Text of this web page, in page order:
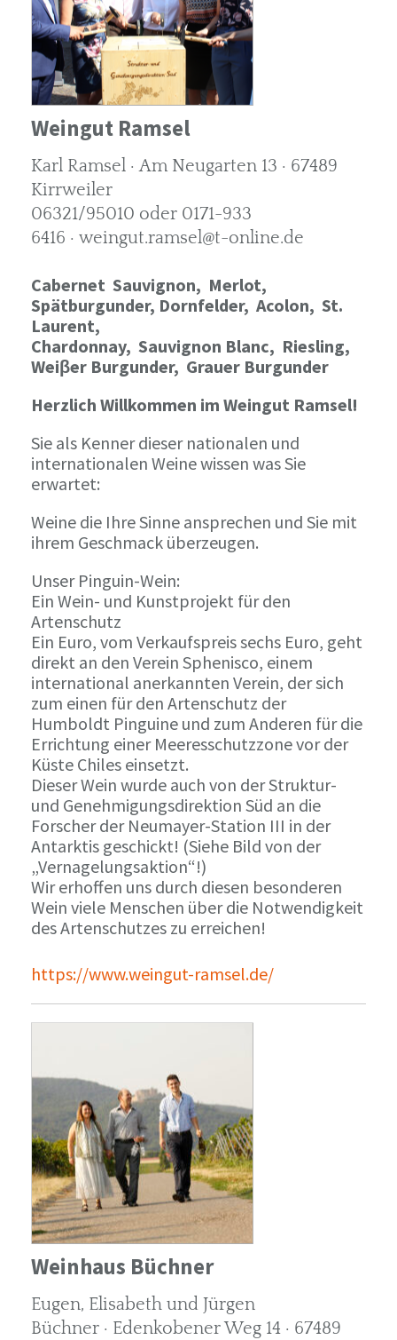
Weingut Ramsel
Karl Ramsel · Am Neugarten 13 · 67489
Kirrweiler
06321/95010 oder 0171-933
6416 · weingut.ramsel@t-online.de
Cabernet Sauvignon, Merlot,
Spätburgunder, Dornfelder, Acolon, St.
Laurent,
Chardonnay, Sauvignon Blanc, Riesling,
Weiβer Burgunder, Grauer Burgunder
Herzlich Willkommen im Weingut Ramsel!
Sie als Kenner dieser nationalen und
internationalen Weine wissen was Sie
erwartet:
Weine die Ihre Sinne ansprechen und Sie mit
ihrem Geschmack überzeugen.
Unser Pinguin-Wein:
Ein Wein- und Kunstprojekt für den
Artenschutz
Ein Euro, vom Verkaufspreis sechs Euro, geht
direkt an den Verein Sphenisco, einem
international anerkannten Verein, der sich
zum einen für den Artenschutz der
Humboldt Pinguine und zum Anderen für die
Errichtung einer Meeresschutzzone vor der
Küste Chiles einsetzt.
Dieser Wein wurde auch von der Struktur-
und Genehmigungsdirektion Süd an die
Forscher der Neumayer-Station III in der
Antarktis geschickt! (Siehe Bild von der
„Vernagelungsaktion“!)
Wir erhoffen uns durch diesen besonderen
Wein viele Menschen über die Notwendigkeit
des Artenschutzes zu erreichen!
https://www.weingut-ramsel.de/
Weinhaus Büchner
Eugen, Elisabeth und Jürgen
Büchner · Edenkobener Weg 14 · 67489